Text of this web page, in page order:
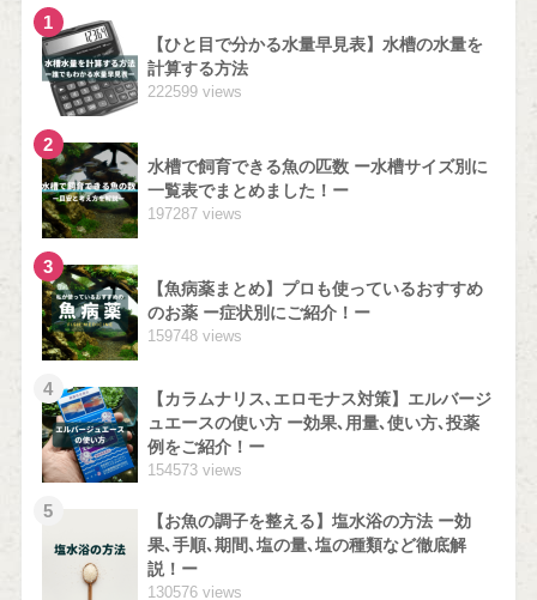
1
【ひと目で分かる水量早見表】水槽の水量を
計算する方法
222599 views
2
水槽で飼育できる魚の匹数 ー水槽サイズ別に
一覧表でまとめました！ー
197287 views
3
【魚病薬まとめ】プロも使っているおすすめ
のお薬 ー症状別にご紹介！ー
159748 views
4
【カラムナリス､エロモナス対策】エルバージ
ュエースの使い方 ー効果､用量､使い方､投薬
例をご紹介！ー
154573 views
5
【お魚の調子を整える】塩水浴の方法 ー効
果､手順､期間､塩の量､塩の種類など徹底解
説！ー
130576 views